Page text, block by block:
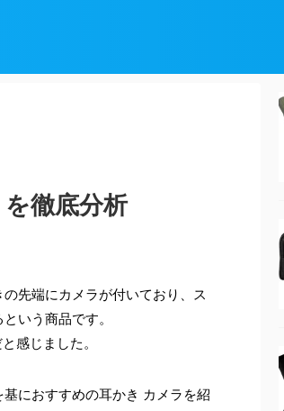
徹底分析
先端にカメラが付いており、ス
いう商品です。
感じました。
におすすめの耳かき カメラを紹